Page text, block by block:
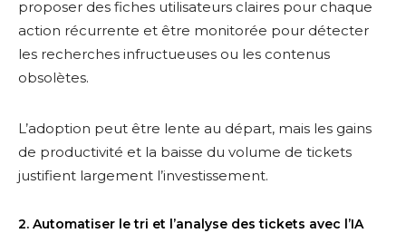
proposer des fiches utilisateurs claires pour chaque
action récurrente et être monitorée pour détecter
les recherches infructueuses ou les contenus
obsolètes.
L’adoption peut être lente au départ, mais les gains
de productivité et la baisse du volume de tickets
justifient largement l’investissement.
2. Automatiser le tri et l’analyse des tickets avec l’IA